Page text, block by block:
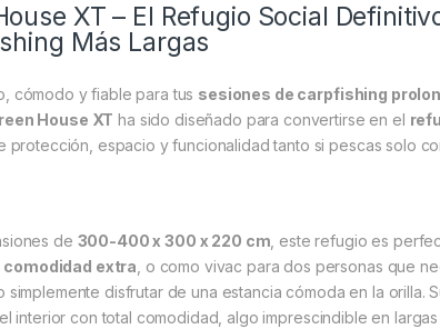
XT – El Refugio Social
Más Largas
cómodo y fiable para tus sesiones de carpfishing
House XT ha sido diseñado para convertirse en el
protección, espacio y funcionalidad tanto si pescas solo
de 300-400 x 300 x 220 cm , este refugio es
comodidad extra , o como vivac para dos personas que
disfrutar de una estancia cómoda en la orilla.
interior con total comodidad, algo imprescindible en